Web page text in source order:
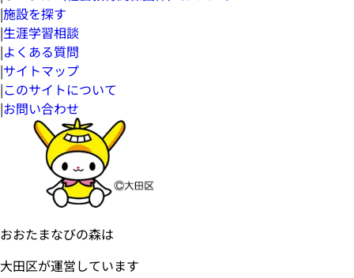
|施設を探す
|生涯学習相談
|よくある質問
|サイトマップ
|このサイトについて
|お問い合わせ
おおたまなびの森は
大田区が運営しています